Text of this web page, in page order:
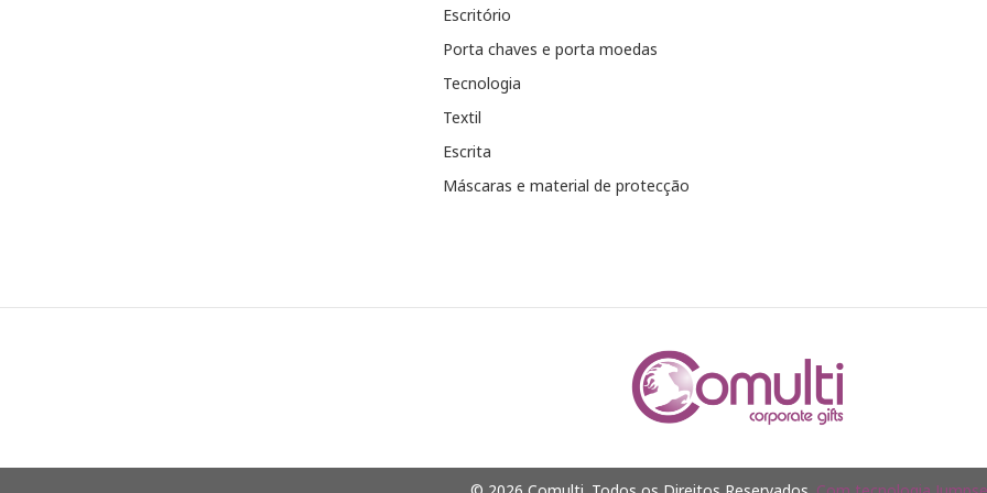
Escritório
Porta chaves e porta moedas
Tecnologia
Textil
Escrita
Máscaras e material de protecção